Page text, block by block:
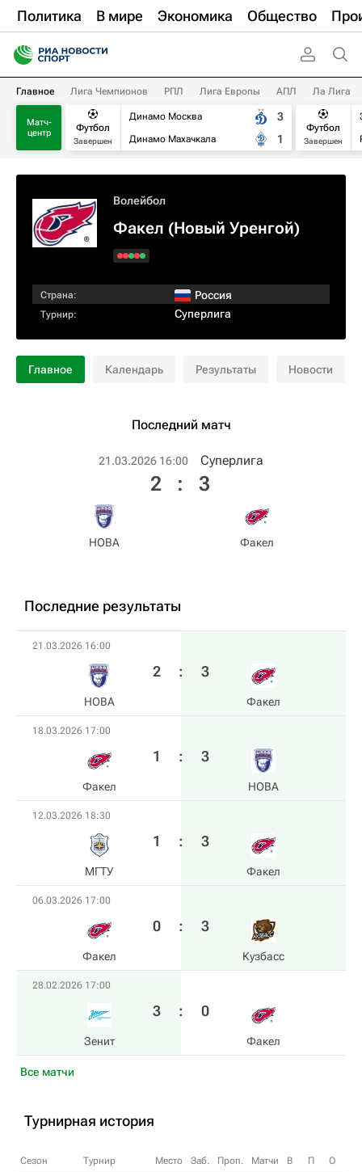
Политика В мире Экономика Общество
Главное Лига Чемпионов РПЛ Лига Европы АПЛ Ла Лига
Матч-
центр
Футбол
Завершен
Динамо Москва
Динамо Махачкала
3
1
Футбол
Завершен
Волейбол
Факел (Новый Уренгой)
Страна: Россия
Турнир: Суперлига
Главное Календарь Результаты Новости
Последний матч
21.03.2026 16:00 Суперлига
HOBA
2 : 3
Факел
Последние результаты
Все матчи
21.03.2026 16:00
HOBA
2 : 3
Факел
18.03.2026 17:00
Факел
1 : 3
HOBA
12.03.2026 18:30
МГТУ
1 : 3
Факел
06.03.2026 17:00
Факел
0 : 3
Кузбасс
28.02.2026 17:00
Зенит
3 : 0
Факел
Турнирная история
Сезон Турнир Место Заб. Проп. Матчи В П О